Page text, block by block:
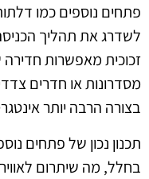
פתחים נוספים כמו
לשדרג את תהליך
זכוכית מאפשרות
מסדרונות או חדרים
בצורה הרבה יותר
תכנון נכון של פתחים
בחלל, מה שיתרום